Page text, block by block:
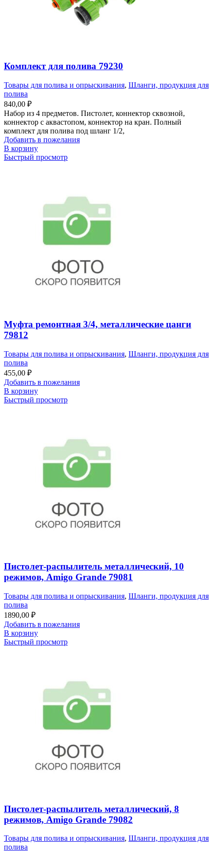
Комплект для полива 79230
Товары для полива и опрыскивания, Шланги, продукция для
полива
840,00 ₽
Набор из 4 предметов. Пистолет, коннектор сквозной,
коннектор с аквастопом, коннектор на кран. Полный
комплект для полива под шланг 1/2,
Добавить в пожелания
В корзину
Быстрый просмотр
Муфта ремонтная 3/4, металлические цанги
79812
Товары для полива и опрыскивания, Шланги, продукция для
полива
455,00 ₽
Добавить в пожелания
В корзину
Быстрый просмотр
Пистолет-распылитель металлический, 10
режимов, Amigo Grande 79081
Товары для полива и опрыскивания, Шланги, продукция для
полива
1890,00 ₽
Добавить в пожелания
В корзину
Быстрый просмотр
Пистолет-распылитель металлический, 8
режимов, Amigo Grande 79082
Товары для полива и опрыскивания, Шланги, продукция для
полива